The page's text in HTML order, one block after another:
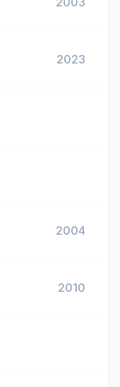
2023
2004
2010